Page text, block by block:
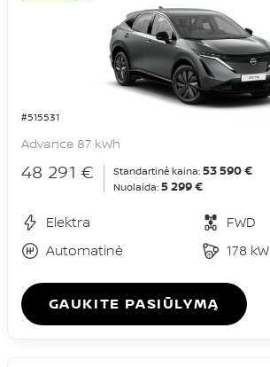
#515531
Advance 87 kWh
48 291 € Standartinė kaina: 53 590 €
Nuolaida: 5 299 €
Elektra
FWD
Automatinė
178 kW
GAUKITE PASIŪLYMĄ